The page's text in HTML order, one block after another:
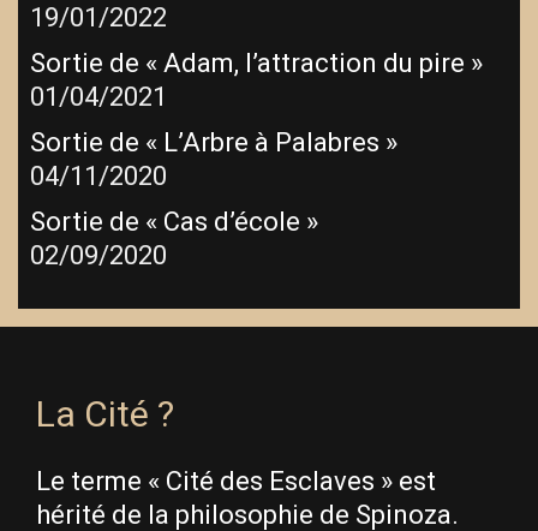
19/01/2022
Sortie de « Adam, l’attraction du pire »
01/04/2021
Sortie de « L’Arbre à Palabres »
04/11/2020
Sortie de « Cas d’école »
02/09/2020
La Cité ?
Le terme « Cité des Esclaves » est
hérité de la philosophie de Spinoza.